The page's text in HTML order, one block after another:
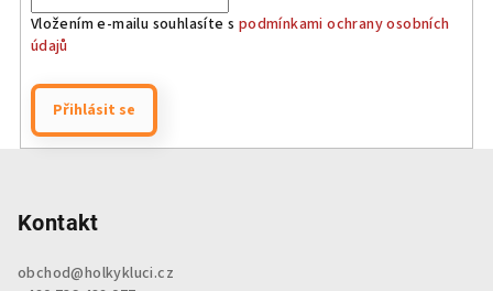
Vložením e-mailu souhlasíte s podmínkami ochrany osobních
údajů
Přihlásit se
Kontakt
obchod@holkykluci.cz